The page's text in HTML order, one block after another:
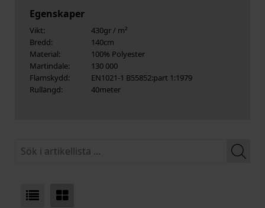
Egenskaper
Vikt:
430gr / m²
Bredd:
140cm
Material:
100% Polyester
Martindale:
130 000
Flamskydd:
EN1021-1 B55852:part 1:1979
Rullängd:
40meter